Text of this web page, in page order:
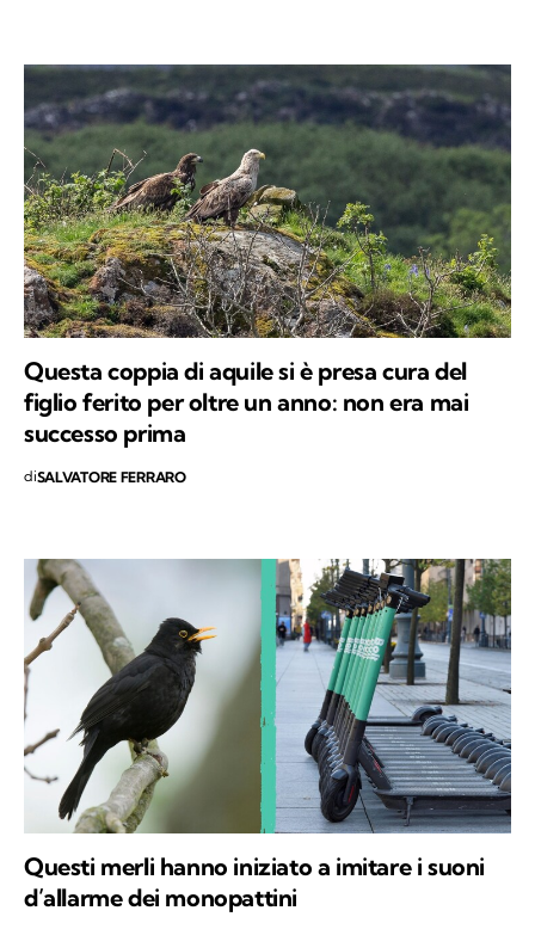
Questa coppia di aquile si è presa cura del
figlio ferito per oltre un anno: non era mai
successo prima
diSALVATORE FERRARO
Questi merli hanno iniziato a imitare i suoni
d’allarme dei monopattini